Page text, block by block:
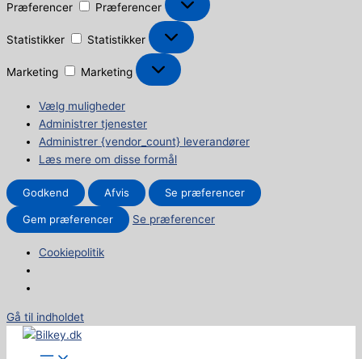
Præferencer Præferencer
Statistikker Statistikker
Marketing Marketing
Vælg muligheder
Administrer tjenester
Administrer {vendor_count} leverandører
Læs mere om disse formål
Godkend Afvis Se præferencer
Gem præferencer Se præferencer
Cookiepolitik
Gå til indholdet